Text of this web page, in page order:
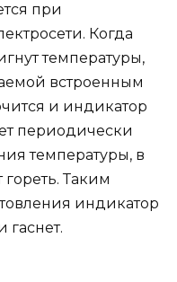
при
Когда
температуры,
встроенным
и индикатор
периодически
температуры, в
Таким
индикатор
гаснет.